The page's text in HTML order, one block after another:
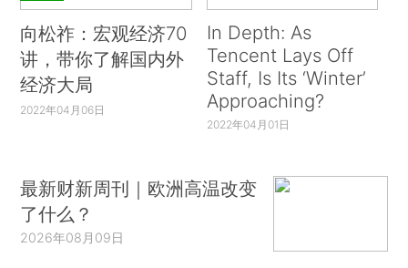
向松祚：宏观经济70
讲，带你了解国内外
经济大局
2022年04月06日
In Depth: As
Tencent Lays Off
Staff, Is Its ‘Winter’
Approaching?
2022年04月01日
最新财新周刊｜欧洲高温改变
了什么？
2026年08月09日